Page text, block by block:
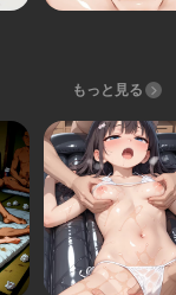
もっと見る